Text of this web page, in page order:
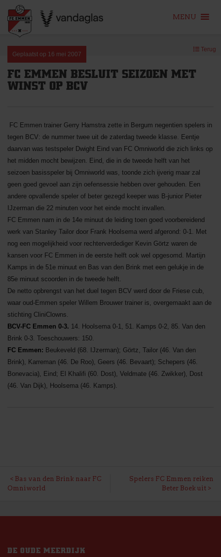
content
MENU
Geplaatst op 16 mei 2007
Terug
FC EMMEN BESLUIT SEIZOEN MET
WINST OP BCV
FC Emmen trainer Gerry Hamstra zette in Bergum negentien spelers in
tegen BCV: de nummer twee uit de zaterdag tweede klasse. Eentje
daarvan was testspeler Dwight Eind van FC Omniworld die zich links op
het midden mocht bewijzen. Eind, die in de tweede helft van het
seizoen basisspeler bij Omniworld was, toonde zich ijverig maar zal
geen goed gevoel aan zijn oefensessie hebben over gehouden. Een
andere opvallende speler of beter gezegd keeper was B-junior Pieter
IJzerman die 22 minuten voor het einde mocht invallen.
FC Emmen nam in de 14e minuut de leiding toen goed voorbereidend
werk van Stanley Tailor door Frank Hoolsema werd afgerond: 0-1. Met
nog een mogelijkheid voor rechterverdediger Kevin Görtz waren de
kansen voor FC Emmen in de eerste helft ook wel opgesomd. Martijn
Kamps in de 51e minuut en Bas van den Brink met een gelukje in de
85e minuut scoorden in de tweede helft.
De netto opbrengst van het duel tegen BCV werd door de Friese cub,
waar oud-Emmen speler Willem Brouwer trainer is, overgemaakt aan de
stichting CliniClowns.
BCV-FC Emmen 0-3. 14. Hoolsema 0-1, 51. Kamps 0-2, 85. Van den
Brink 0-3. Toeschouwers: 150.
FC Emmen: Beukeveld (68. IJzerman); Görtz, Tailor (46. Van den
Brink), Karreman (46. De Roo), Geers (46. Bevaart); Schepers (46.
Bonevacia), Eind; El Khalifi (60. Dost), Veldmate (46. Zwikker), Dost
(46. Van Dijk), Hoolsema (46. Kamps).
BERICHT
Bas van den Brink naar FC
Omniworld
Spelers FC Emmen reiken
Beter Boek uit
DE OUDE MEERDIJK